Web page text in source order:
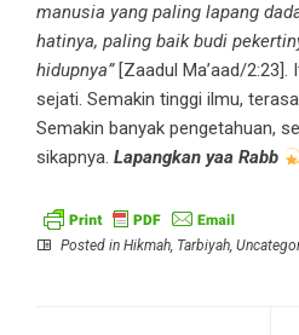
manusia yang paling lapang
hatinya, paling baik budi
hidupnya”[Zaadul Ma’aad/2:23].
sejati. Semakin tinggi ilmu,
Semakin banyak pengetahuan,
sikapnya. Lapangkan yaa Rabb
Posted in Hikmah Tarbiyah